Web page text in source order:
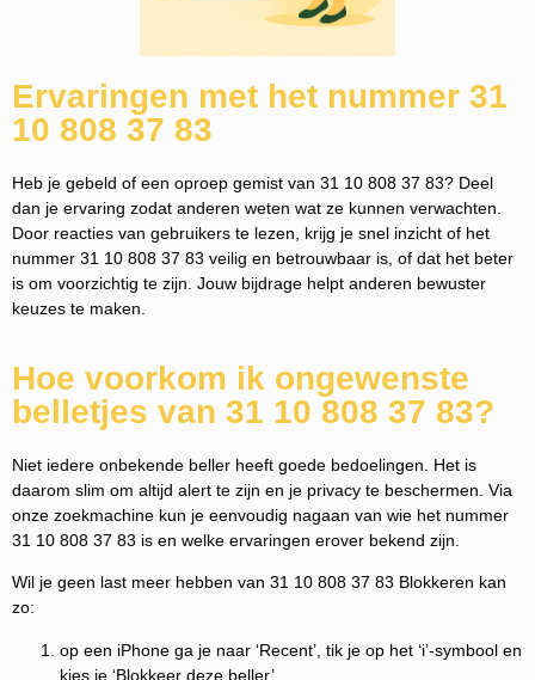
Ervaringen met het nummer 31
10 808 37 83
Heb je gebeld of een oproep gemist van 31 10 808 37 83? Deel
dan je ervaring zodat anderen weten wat ze kunnen verwachten.
Door reacties van gebruikers te lezen, krijg je snel inzicht of het
nummer 31 10 808 37 83 veilig en betrouwbaar is, of dat het beter
is om voorzichtig te zijn. Jouw bijdrage helpt anderen bewuster
keuzes te maken.
Hoe voorkom ik ongewenste
belletjes van 31 10 808 37 83?
Niet iedere onbekende beller heeft goede bedoelingen. Het is
daarom slim om altijd alert te zijn en je privacy te beschermen. Via
onze zoekmachine kun je eenvoudig nagaan van wie het nummer
31 10 808 37 83 is en welke ervaringen erover bekend zijn.
Wil je geen last meer hebben van 31 10 808 37 83 Blokkeren kan
zo:
op een iPhone ga je naar ‘Recent’, tik je op het ‘i’-symbool en
kies je ‘Blokkeer deze beller’.